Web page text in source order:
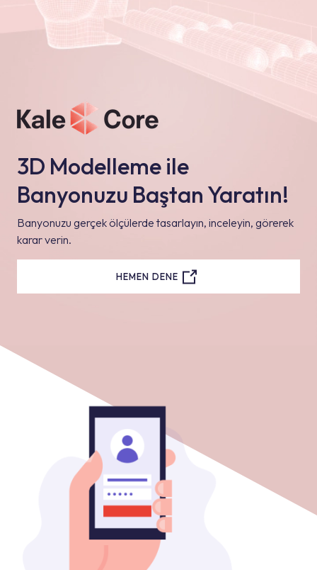
3D Modelleme ile
Banyonuzu Baştan Yaratın!
Banyonuzu gerçek ölçülerde tasarlayın, inceleyin, görerek
karar verin.
HEMEN DENE